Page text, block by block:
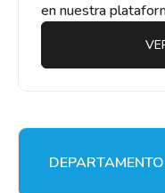
en nuestra